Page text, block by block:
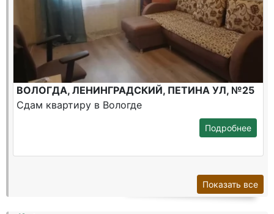
ВОЛОГДА, ЛЕНИНГРАДСКИЙ, ПЕТИНА УЛ, №25
Сдам квартиру в Вологде
Подробнее
Показать все